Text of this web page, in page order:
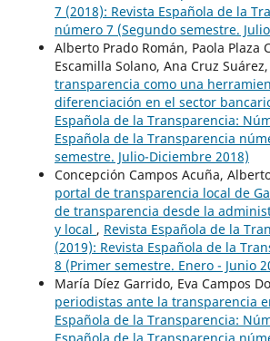
7 (2018): Revista Española de la
número 7 (Segundo semestre.
Alberto Prado Román, Paola Plaza
Escamilla Solano, Ana Cruz Suárez,
transparencia como una
diferenciación en el sector
Española de la Transparencia:
Española de la Transparencia
semestre. Julio-Diciembre 2018)
Concepción Campos Acuña,
portal de transparencia local de
de transparencia desde la
y local , Revista Española de la
(2019): Revista Española de la
8 (Primer semestre. Enero - Junio
María Díez Garrido, Eva Campos
periodistas ante la transparencia
Española de la Transparencia:
Española de la Transparencia